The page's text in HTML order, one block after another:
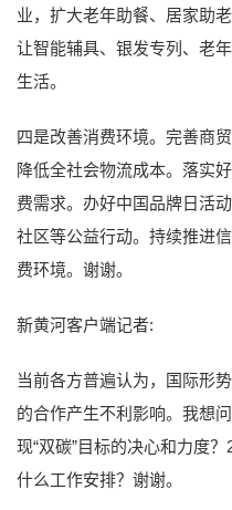
业，扩大老年助餐、居家助
让智能辅具、银发专列、老
生活。
四是改善消费环境。完善商
降低全社会物流成本。落实
费需求。办好中国品牌日活
社区等公益行动。持续推进
费环境。谢谢。
新黄河客户端记者:
当前各方普遍认为，国际形
的合作产生不利影响。我想
现“双碳”目标的决心和力度
什么工作安排？谢谢。